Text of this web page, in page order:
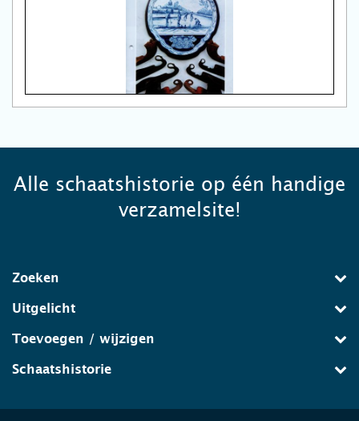
Alle schaatshistorie op één handige
verzamelsite!
Zoeken
Uitgelicht
Toevoegen / wijzigen
Schaatshistorie